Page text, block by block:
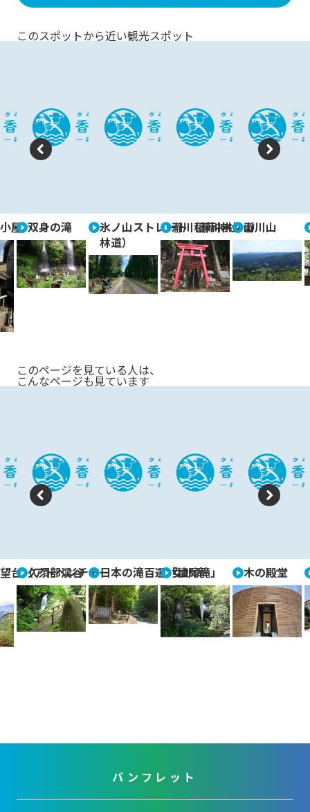
このスポットから近い観光スポット
vi
o
u
s
xt
屋 双身の滝
氷ノ山ストレート（瀞川氷ノ山
林道）
瀞川稲荷神社 瀞川山
このページを見ている人は、
こんなページも見ています
P
vi
o
u
s
N
xt
台（アドベンチャー
久須部渓谷 日本の滝百選「猿尾滝」
女郎滝 木の殿堂
パンフレット